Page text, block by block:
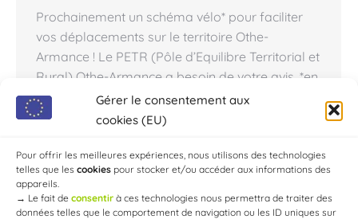
Gérer le consentement aux
cookies (EU)
Pour offrir les meilleures expériences, nous utilisons des technologies
telles que les cookies pour stocker et/ou accéder aux informations des
appareils.
→ Le fait de consentir à ces technologies nous permettra de traiter des
données telles que le comportement de navigation ou les ID uniques sur
Prochainement un schéma vélo* pour faciliter
vos déplacements sur le territoire Othe-
Armance ! Le PETR (Pôle d’Equilibre Territorial et
Rural) Othe-Armance a besoin de votre avis. *en
lien avec les projets de vélo voie du
Département de l’Aube : « Troyes Saint /
ouverte jusqu’au 1er…